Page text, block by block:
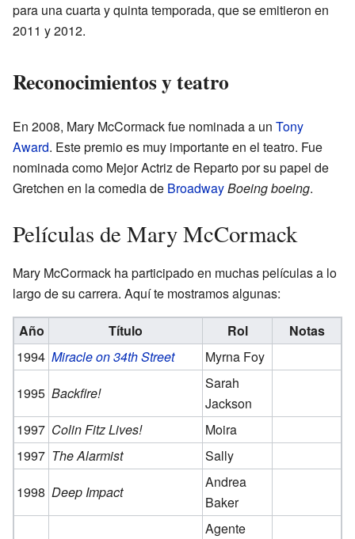
para una cuarta y quinta temporada, que se emitieron en
2011 y 2012.
Reconocimientos y teatro
En 2008, Mary McCormack fue nominada a un Tony
Award. Este premio es muy importante en el teatro. Fue
nominada como Mejor Actriz de Reparto por su papel de
Gretchen en la comedia de BroadwayBoeing boeing.
Películas de Mary McCormack
Mary McCormack ha participado en muchas películas a lo
largo de su carrera. Aquí te mostramos algunas:
Año Título Rol
Notas
1994 Miracle on 34th Street
Myrna Foy
1995 Backfire!
Sarah
Jackson
1997 Colin Fitz Lives!
Moira
1997 The Alarmist
Sally
1998 Deep Impact
Andrea
Baker
Agente